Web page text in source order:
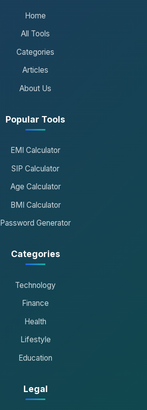
Home
All Tools
Categories
Articles
About Us
Popular Tools
EMI Calculator
SIP Calculator
Age Calculator
BMI Calculator
Password Generator
Categories
Technology
Finance
Health
Lifestyle
Education
Legal